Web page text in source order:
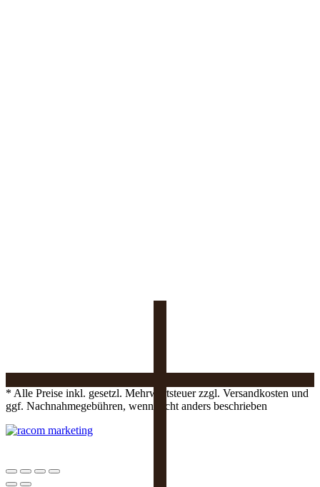
* Alle Preise inkl. gesetzl. Mehrwertsteuer zzgl. Versandkosten und
ggf. Nachnahmegebühren, wenn nicht anders beschrieben